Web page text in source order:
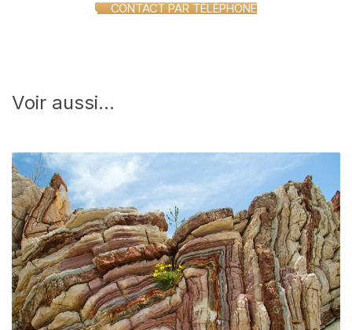
CONTACT PAR TÉLÉPHONE
Voir aussi...